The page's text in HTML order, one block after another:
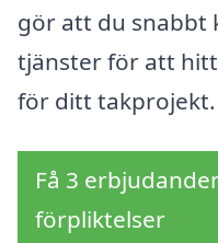
gör att du snabbt
tjänster för att
för ditt takprojekt.
Få 3
förpliktelser